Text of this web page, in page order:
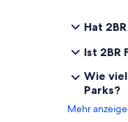
✦ Early
Hat
Ist 2BR
Wie
Parks?
Mehr